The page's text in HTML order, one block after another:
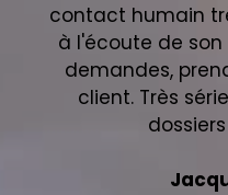
contact humain
à l'écoute de
demandes,
client. Très